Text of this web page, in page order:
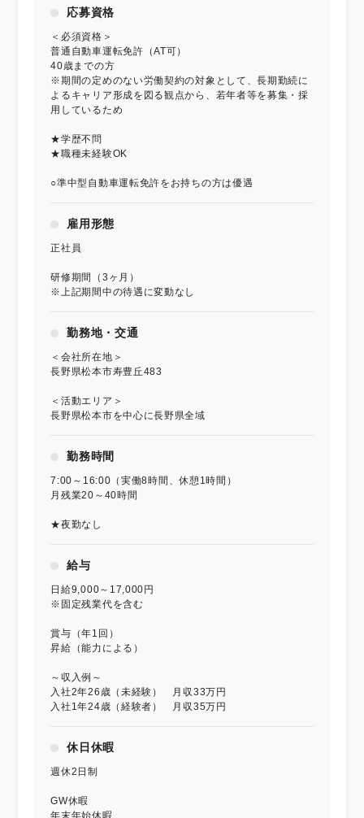
応募資格
＜必須資格＞
普通自動車運転免許（AT可）
40歳までの方
※期間の定めのない労働契約の対象として、長期勤続に
よるキャリア形成を図る観点から、若年者等を募集・採
用しているため
★学歴不問
★職種未経験OK
○準中型自動車運転免許をお持ちの方は優遇
雇用形態
正社員
研修期間（3ヶ月）
※上記期間中の待遇に変動なし
勤務地・交通
＜会社所在地＞
長野県松本市寿豊丘483
＜活動エリア＞
長野県松本市を中心に長野県全域
勤務時間
7:00～16:00（実働8時間、休憩1時間）
月残業20～40時間
★夜勤なし
給与
日給9,000～17,000円
※固定残業代を含む
賞与（年1回）
昇給（能力による）
～収入例～
入社2年26歳（未経験） 月収33万円
入社1年24歳（経験者） 月収35万円
休日休暇
週休2日制
GW休暇